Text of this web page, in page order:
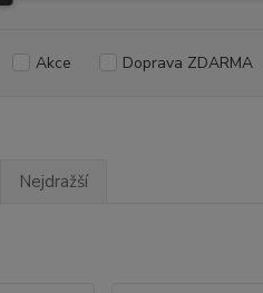
Akce Doprava ZDARMA
Nejdražší